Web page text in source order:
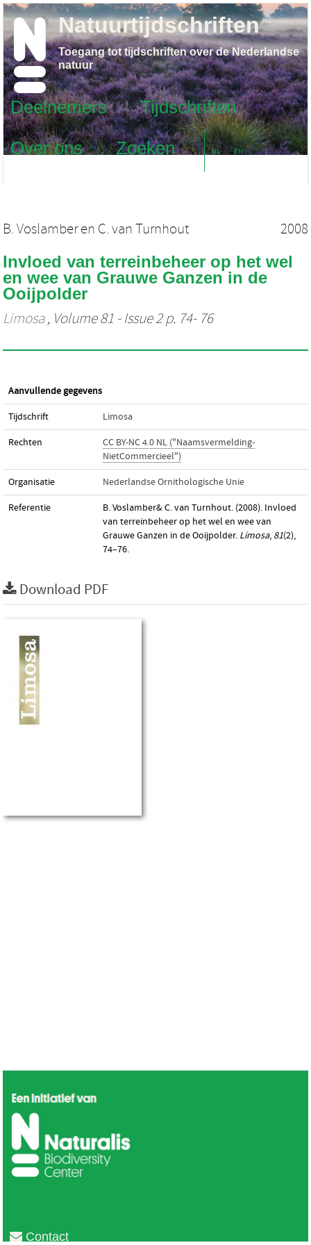
Deelnemers
Tijdschriften
Over ons
Zoeken NL EN
Natuurtijdschriften
Toegang tot tijdschriften over de Nederlandse
natuur
B. Voslamberen C. van Turnhout 2008
Invloed van terreinbeheer op het wel
en wee van Grauwe Ganzen in de
Ooijpolder
Limosa, Volume 81 - Issue 2 p. 74- 76
Aanvullende gegevens
Tijdschrift Limosa
Rechten
CC BY-NC 4.0 NL ("Naamsvermelding-
NietCommercieel")
Organisatie Nederlandse Ornithologische Unie
Referentie
B. Voslamber& C. van Turnhout. (2008). Invloed
van terreinbeheer op het wel en wee van
Grauwe Ganzen in de Ooijpolder. Limosa, 81(2),
74–76.
Download PDF
Contact